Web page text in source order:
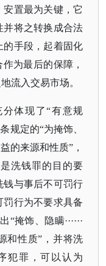
置最为关键，它
并将之转换成合法
的手段，起着固化
为最后的保障，
流入交易市场。
分体现了“有意规
规定的“为掩饰、
的来源和性质”，
洗钱罪的目的要
钱与事后不可罚行
行为不要求具备
掩饰、隐瞒······
和性质”，并将洗
犯罪，可以认为